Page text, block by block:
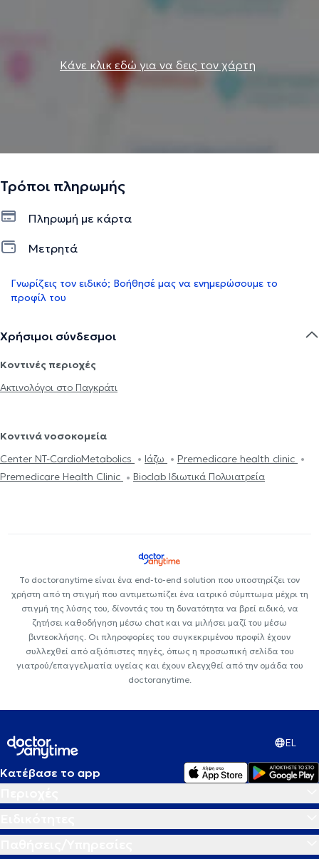
Κάνε κλικ εδώ για να δεις τον χάρτη
Τρόποι πληρωμής
Πληρωμή με κάρτα
Μετρητά
Γνωρίζεις τον ειδικό; Βοήθησέ μας να ενημερώσουμε το
προφίλ του
Χρήσιμοι σύνδεσμοι
Κοντινές περιοχές
Ακτινολόγοι στο Παγκράτι
Κοντινά νοσοκομεία
Center NT-CardioMetabolics
Ιάζω
Premedicare health clinic
Premedicare Health Clinic
Bioclab Ιδιωτικά Πολυιατρεία
Το doctoranytime είναι ένα end-to-end solution που υποστηρίζει τον
χρήστη από τη στιγμή που αντιμετωπίζει ένα ιατρικό σύμπτωμα μέχρι τη
στιγμή της λύσης του, δίνοντάς του τη δυνατότητα να βρεί ειδικό, να
ζητήσει καθοδήγηση μέσω chat και να μιλήσει μαζί του μέσω
βιντεοκλήσης. Οι πληροφορίες του συγκεκριμένου προφίλ έχουν
συλλεχθεί από αξιόπιστες πηγές, όπως η προσωπική σελίδα του
γιατρού/επαγγελματία υγείας και έχουν ελεγχθεί από την ομάδα του
doctoranytime.
EL
Κατέβασε το app